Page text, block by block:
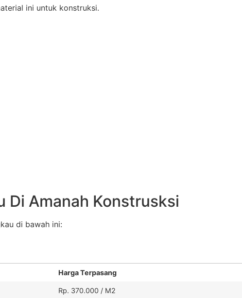
ini untuk konstruksi.
Di Amanah Konstrusksi
di bawah ini:
Harga Terpasang
Rp. 370.000 / M2